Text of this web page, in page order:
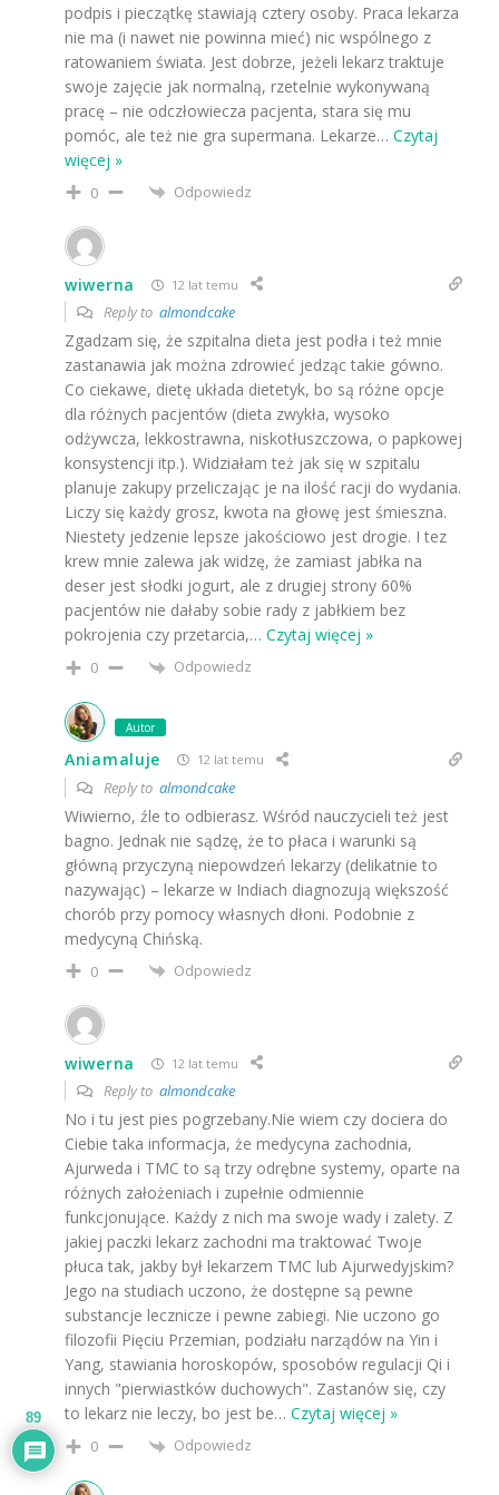
podpis i pieczątkę stawiają cztery osoby. Praca lekarza
nie ma (i nawet nie powinna mieć) nic wspólnego z
ratowaniem świata. Jest dobrze, jeżeli lekarz traktuje
swoje zajęcie jak normalną, rzetelnie wykonywaną
pracę – nie odczłowiecza pacjenta, stara się mu
pomóc, ale też nie gra supermana. Lekarze… Czytaj
więcej »
0 Odpowiedz
wiwerna 12 lat temu
Reply to almondcake
Zgadzam się, że szpitalna dieta jest podła i też mnie
zastanawia jak można zdrowieć jedząc takie gówno.
Co ciekawe, dietę układa dietetyk, bo są różne opcje
dla różnych pacjentów (dieta zwykła, wysoko
odżywcza, lekkostrawna, niskotłuszczowa, o papkowej
konsystencji itp.). Widziałam też jak się w szpitalu
planuje zakupy przeliczając je na ilość racji do wydania.
Liczy się każdy grosz, kwota na głowę jest śmieszna.
Niestety jedzenie lepsze jakościowo jest drogie. I tez
krew mnie zalewa jak widzę, że zamiast jabłka na
deser jest słodki jogurt, ale z drugiej strony 60%
pacjentów nie dałaby sobie rady z jabłkiem bez
pokrojenia czy przetarcia,… Czytaj więcej »
0 Odpowiedz
Autor
Aniamaluje 12 lat temu
Reply to almondcake
Wiwierno, źle to odbierasz. Wśród nauczycieli też jest
bagno. Jednak nie sądzę, że to płaca i warunki są
główną przyczyną niepowdzeń lekarzy (delikatnie to
nazywając) – lekarze w Indiach diagnozują większość
chorób przy pomocy własnych dłoni. Podobnie z
medycyną Chińską.
0 Odpowiedz
wiwerna 12 lat temu
Reply to almondcake
No i tu jest pies pogrzebany.Nie wiem czy dociera do
Ciebie taka informacja, że medycyna zachodnia,
Ajurweda i TMC to są trzy odrębne systemy, oparte na
różnych założeniach i zupełnie odmiennie
funkcjonujące. Każdy z nich ma swoje wady i zalety. Z
jakiej paczki lekarz zachodni ma traktować Twoje
płuca tak, jakby był lekarzem TMC lub Ajurwedyjskim?
Jego na studiach uczono, że dostępne są pewne
substancje lecznicze i pewne zabiegi. Nie uczono go
filozofii Pięciu Przemian, podziału narządów na Yin i
Yang, stawiania horoskopów, sposobów regulacji Qi i
innych "pierwiastków duchowych". Zastanów się, czy
to lekarz nie leczy, bo jest be… Czytaj więcej »
0 Odpowiedz
89